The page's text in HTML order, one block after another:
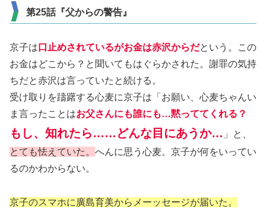
第25話『父からの警告』
京子は 口止めされているがお金は赤沢からだという。この
お金はどこから？と聞いてもはぐらかされた。謝罪の気持
ちだと赤沢は言っていたと続ける。
受け取りを躊躇する心麦に京子は「お願い、心麦ちゃんい
ま言ったことはお父さんにも誰にも…黙っててくれる？
もし、知れたら……どんな目にあうか… 」と、
とても怯えていた。 へんに思う心麦。京子が何をいってい
るのかわからない。
京子のスマホに廣島育美からメーッセージが届いた。